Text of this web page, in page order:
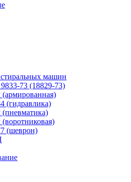
машин
73 (18829-73)
(гидравлика)
(шеврон)